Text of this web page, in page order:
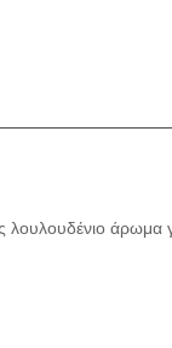
λουλουδένιο άρωμα